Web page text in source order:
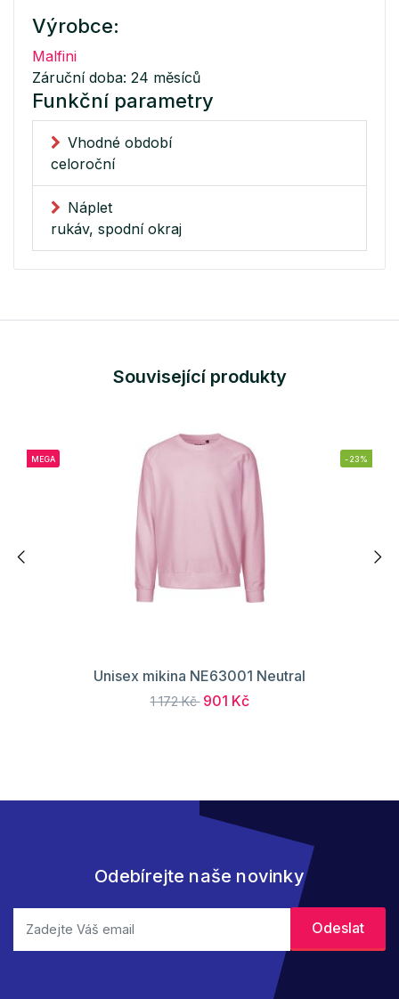
Výrobce:
Malfini
Záruční doba: 24 měsíců
Funkční parametry
Vhodné období
celoroční
Náplet
rukáv, spodní okraj
Související produkty
MEGA -23%
Unisex mikina NE63001 Neutral
1 172 Kč 901 Kč
Odebírejte naše novinky